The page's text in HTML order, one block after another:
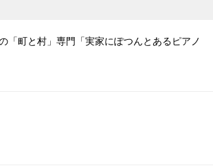
「町と村」専門「実家にぽつんとあるピアノ